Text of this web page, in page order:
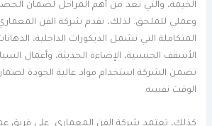
الخيمة، والتي تعد من أهم المراحل لضمان
وعملي للملحق. لذلك، تقدم شركة الفن
المتكاملة التي تشمل الديكورات الداخلية،
الأسقف الجبسية، الإضاءة الحديثة، وأعمال
تضمن الشركة استخدام مواد عالية الجودة
الوقت نفسه.